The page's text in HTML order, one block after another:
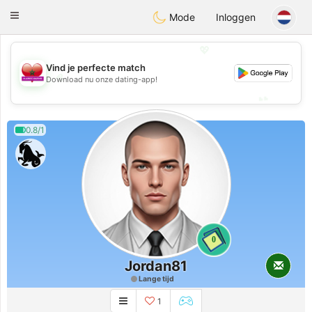
Maroc Dating
Toggle
Mode Inloggen
💕
Vind je perfecte match
Download nu onze dating-app!
0.8/1
0
Jordan81
Lange tijd
1